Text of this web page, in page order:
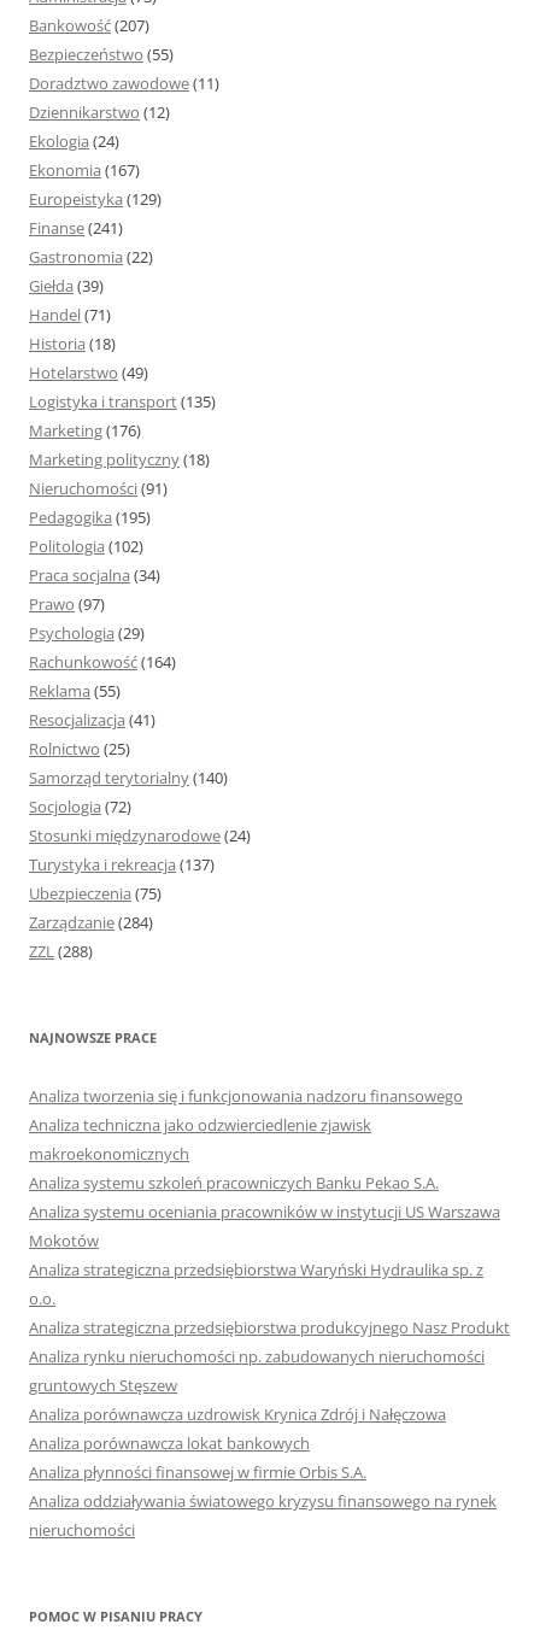
Bankowość(207)
Bezpieczeństwo (55)
Doradztwo zawodowe(11)
Dziennikarstwo (12)
Ekologia (24)
Ekonomia (167)
Europeistyka (129)
Finanse(241)
Gastronomia (22)
Giełda (39)
Handel(71)
Historia (18)
Hotelarstwo (49)
Logistyka i transport(135)
Marketing(176)
Marketing polityczny(18)
Nieruchomości(91)
Pedagogika (195)
Politologia (102)
Praca socjalna (34)
Prawo (97)
Psychologia (29)
Rachunkowość(164)
Reklama (55)
Resocjalizacja (41)
Rolnictwo (25)
Samorząd terytorialny(140)
Socjologia (72)
Stosunki międzynarodowe(24)
Turystyka i rekreacja (137)
Ubezpieczenia (75)
Zarządzanie(284)
ZZL(288)
NAJNOWSZE PRACE
Analiza tworzenia się i funkcjonowania nadzoru finansowego
Analiza techniczna jako odzwierciedlenie zjawisk
makroekonomicznych
Analiza systemu szkoleń pracowniczych Banku Pekao S.A.
Analiza systemu oceniania pracowników w instytucji US Warszawa
Mokotów
Analiza strategiczna przedsiębiorstwa Waryński Hydraulika sp. z
o.o.
Analiza strategiczna przedsiębiorstwa produkcyjnego Nasz Produkt
Analiza rynku nieruchomości np. zabudowanych nieruchomości
gruntowych Stęszew
Analiza porównawcza uzdrowisk Krynica Zdrój i Nałęczowa
Analiza porównawcza lokat bankowych
Analiza płynności finansowej w firmie Orbis S.A.
Analiza oddziaływania światowego kryzysu finansowego na rynek
nieruchomości
POMOC W PISANIU PRACY